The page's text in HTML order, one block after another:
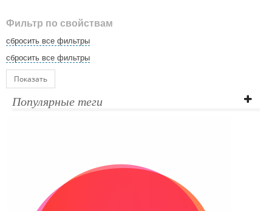
Фильтр по свойствам
сбросить все фильтры
сбросить все фильтры
Показать
Популярные теги